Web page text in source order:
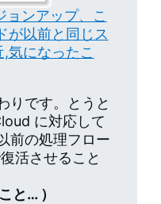
ンアップ、こ
が以前と同じス
気になったこ
りです。とうと
に対応して
前の処理フロー
活させること
と… ）